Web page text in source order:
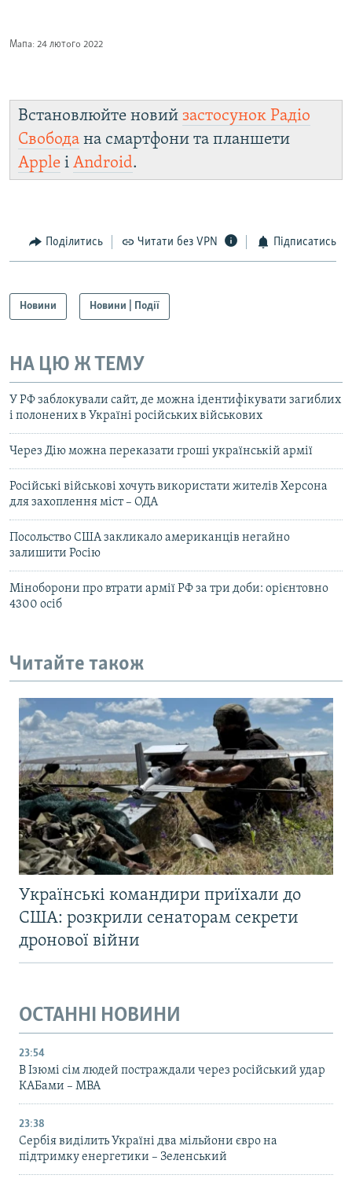
Встановлюйте новий застосунок Радіо
Свобода на смартфони та планшети
Apple і Android.
Поділитись Читати без VPN Підписатись
Новини Новини | Події
НА ЦЮ Ж ТЕМУ
У РФ заблокували сайт, де можна ідентифікувати загиблих
і полонених в Україні російських військових
Через Дію можна переказати гроші українській армії
Російські військові хочуть використати жителів Херсона
для захоплення міст – ОДА
Посольство США закликало американців негайно
залишити Росію
Міноборони про втрати армії РФ за три доби: орієнтовно
4300 осіб
Читайте також
Українські командири приїхали до
США: розкрили сенаторам секрети
дронової війни
ОСТАННІ НОВИНИ
23:54
В Ізюмі сім людей постраждали через російський удар
КАБами – МВА
23:38
Сербія виділить Україні два мільйони євро на
підтримку енергетики – Зеленський